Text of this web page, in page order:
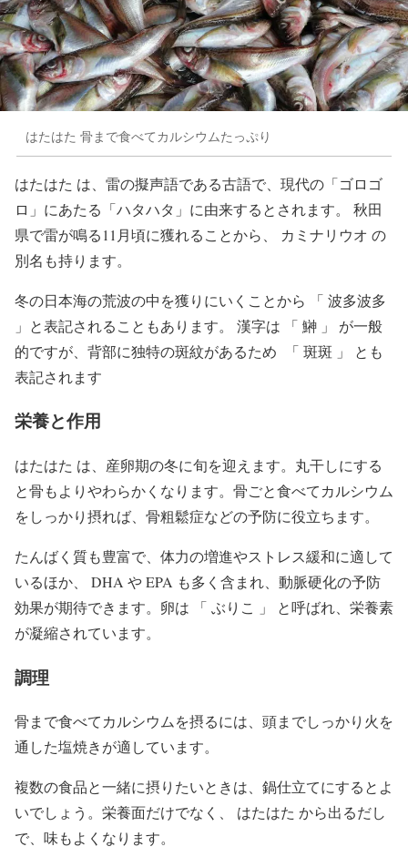
はたはた 骨まで食べてカルシウムたっぷり
はたはた は、雷の擬声語である古語で、現代の「ゴロゴ
ロ」にあたる「ハタハタ」に由来するとされます。 秋田
県で雷が鳴る11月頃に獲れることから、 カミナリウオ の
別名も持ります。
冬の日本海の荒波の中を獲りにいくことから 「 波多波多
」と表記されることもあります。 漢字は 「 鰰 」 が一般
的ですが、背部に独特の斑紋があるため 「 斑斑 」 とも
表記されます
栄養と作用
はたはた は、産卵期の冬に旬を迎えます。丸干しにする
と骨もよりやわらかくなります。骨ごと食べてカルシウム
をしっかり摂れば、骨粗鬆症などの予防に役立ちます。
たんばく質も豊富で、体力の増進やストレス緩和に適して
いるほか、 DHA や EPA も多く含まれ、動脈硬化の予防
効果が期待できます。卵は 「 ぶりこ 」 と呼ばれ、栄養素
が凝縮されています。
調理
骨まで食べてカルシウムを摂るには、頭までしっかり火を
通した塩焼きが適しています。
複数の食品と一緒に摂りたいときは、鍋仕立てにするとよ
いでしょう。栄養面だけでなく、 はたはた から出るだし
で、味もよくなります。